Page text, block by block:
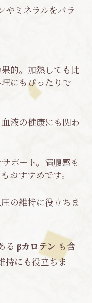
やミネラルをバラ
的。加熱しても比
にもぴったりで
液の健康にも関わ
ポート。満腹感も
おすすめです。
の維持に役立ちま
る βカロテン も含
持にも役立ちま